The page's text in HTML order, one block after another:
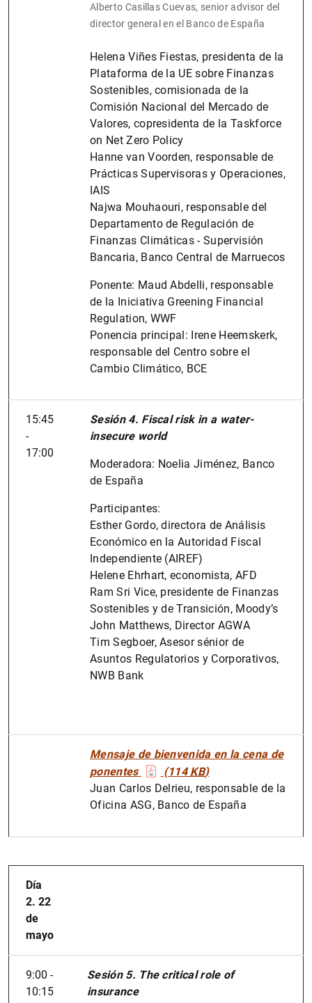
Alberto Casillas Cuevas, senior advisor del
director general en el Banco de España
Helena Viñes Fiestas, presidenta de la
Plataforma de la UE sobre Finanzas
Sostenibles, comisionada de la
Comisión Nacional del Mercado de
Valores, copresidenta de la Taskforce
on Net Zero Policy
Hanne van Voorden, responsable de
Prácticas Supervisoras y Operaciones,
IAIS
Najwa Mouhaouri, responsable del
Departamento de Regulación de
Finanzas Climáticas - Supervisión
Bancaria, Banco Central de Marruecos
Ponente: Maud Abdelli, responsable
de la Iniciativa Greening Financial
Regulation, WWF
Ponencia principal: Irene Heemskerk,
responsable del Centro sobre el
Cambio Climático, BCE
15:45
-
17:00
Sesión 4. Fiscal risk in a water-
insecure world
Moderadora: Noelia Jiménez, Banco
de España
Participantes:
Esther Gordo, directora de Análisis
Económico en la Autoridad Fiscal
Independiente (AIREF)
Helene Ehrhart, economista, AFD
Ram Sri Vice, presidente de Finanzas
Sostenibles y de Transición, Moody’s
John Matthews, Director AGWA
Tim Segboer, Asesor sénior de
Asuntos Regulatorios y Corporativos,
NWB Bank
Mensaje de bienvenida en la cena de
ponentes
(114KB)
Juan Carlos Delrieu, responsable de la
Oficina ASG, Banco de España
Día
2. 22
de
mayo
9:00 -
10:15
Sesión 5. The critical role of
insurance